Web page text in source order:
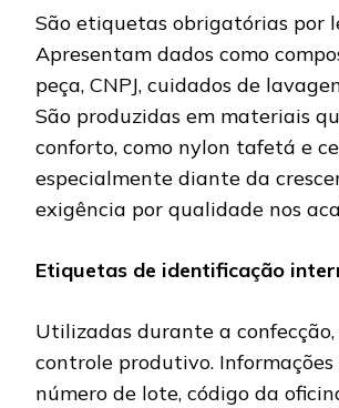
São etiquetas obrigatórias por
Apresentam dados como
peça, CNPJ, cuidados de
São produzidas em materiais
conforto, como nylon tafetá e
especialmente diante da
exigência por qualidade nos
Etiquetas de identificação
Utilizadas durante a
controle produtivo. Informações
número de lote, código da